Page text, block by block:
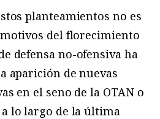
planteamientos no es
motivos del florecimiento
defensa no-ofensiva ha
aparición de nuevas
en el seno de la OTAN o
a lo largo de la última